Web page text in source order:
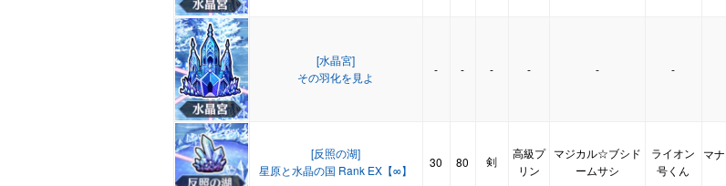
[水晶宮]
その羽化を見よ
- - - - - -
[反照の湖]
星原と水晶の国 Rank EX【∞】
30 80 剣
高級プ
リン
マジカル☆ブシド
ームサシ
ライオン
号くん
マ